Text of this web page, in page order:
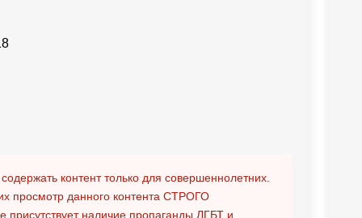
контент только для совершеннолетних.
просмотр данного контента СТРОГО
присутствует наличие пропаганды ЛГБТ и